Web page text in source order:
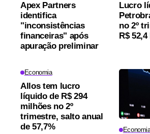
Apex Partners
identifica
"inconsistências
financeiras" após
apuração preliminar
Lucro
no 2º
R$
Economia
Allos tem lucro
líquido de R$ 294
milhões no 2º
trimestre, salto anual
de 57,7%